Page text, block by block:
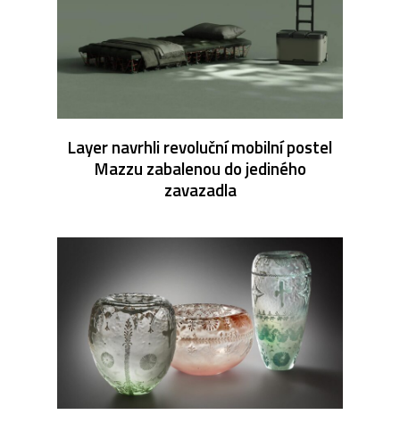
Layer navrhli revoluční mobilní postel
Mazzu zabalenou do jediného
zavazadla